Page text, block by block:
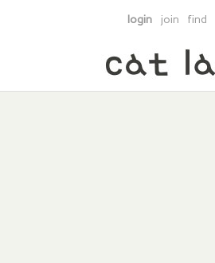
login join find